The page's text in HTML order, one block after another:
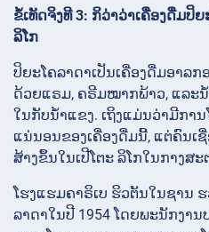
ຂໍ້ເທັດຈິງທີ 3: ກິວ່າວ່າເຄື່ອງດື່ມປິ
ລິໂກ
ປິຍະໂຄລາດາເປັນເຄື່ອງດື່ມອາລ
ດ້ວຍແຣມ, ຄຣີມໝາກພ້າວ, ແລະ
ໃນກັບນ້ຳແຂງ. ເຖິງແມ່ນວ່າມີກາ
ແນ່ນອນຂອງເຄື່ອງດື່ມນີ້, ແຕ່ຄົນເ
ສ້າງຂຶ້ນໃນເປີໂຕະ ລິໂກໃນກາງສະ
ໂຮງແຮມຄາຣິເບ ຮິວຕັນໃນຊານ
ລາດາໃນປີ 1954 ໂດຍພະນັກງານ